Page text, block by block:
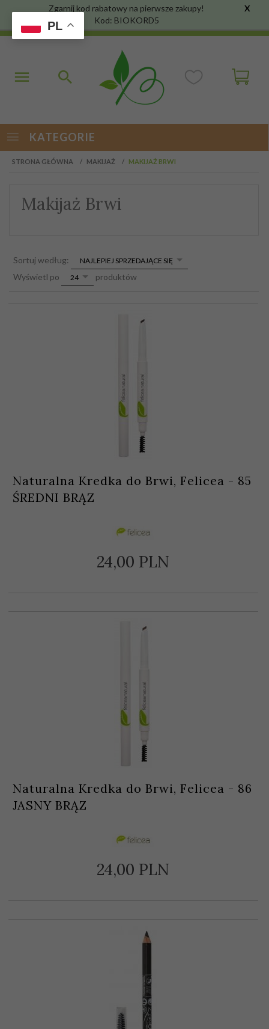
Zgarnij kod rabatowy na pierwsze zakupy!
Kod: BIOKORD5
X
KATEGORIE
STRONA GŁÓWNA MAKIJAŻ MAKIJAŻ BRWI
Makijaż Brwi
Sortuj według: sortNAJLEPIEJ SPRZEDAJĄCE SIĘ
Wyświetl po pop24 produktów
Naturalna Kredka do Brwi, Felicea - 85
ŚREDNI BRĄZ
24,00 PLN
Naturalna Kredka do Brwi, Felicea - 86
JASNY BRĄZ
24,00 PLN
PL